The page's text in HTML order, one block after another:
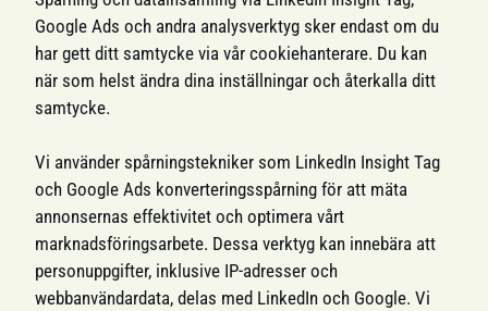
Google Ads och andra analysverktyg sker endast om du
har gett ditt samtycke via vår cookiehanterare. Du kan
när som helst ändra dina inställningar och återkalla ditt
samtycke.
Vi använder spårningstekniker som LinkedIn Insight Tag
och Google Ads konverteringsspårning för att mäta
annonsernas effektivitet och optimera vårt
marknadsföringsarbete. Dessa verktyg kan innebära att
personuppgifter, inklusive IP-adresser och
webbanvändardata, delas med LinkedIn och Google. Vi